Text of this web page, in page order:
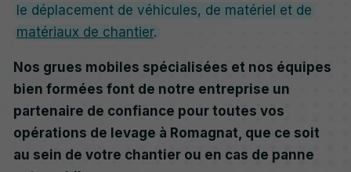
le déplacement de véhicules, de matériel et de
matériaux de chantier.
Nos grues mobiles spécialisées et nos équipes
bien formées font de notre entreprise un
partenaire de confiance pour toutes vos
opérations de levage à Romagnat, que ce soit
au sein de votre chantier ou en cas de panne